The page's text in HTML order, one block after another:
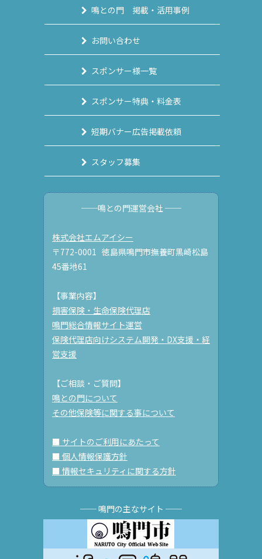
鳴との門 掲載・活用事例
お問い合わせ
スポンサー様一覧
スポンサー特典・料金表
短期バナー広告掲載依頼
スタッフ募集
──鳴との門運営会社 ──
株式会社エムアイシー
〒772-0001 徳島県鳴門市撫養町黒崎松島
45番地61
【事業内容】
損害保険・生命保険代理店
鳴門総合情報サイト運営
保険代理店向けシステム開発・DX支援・経
営支援
【ご相談・ご質問】
鳴との門について
その他保険等に関する事について
■ サイトのご利用にあたって
■ 個人情報保護方針
■ 情報セキュリティに関する方針
── 鳴門の主なサイト ──